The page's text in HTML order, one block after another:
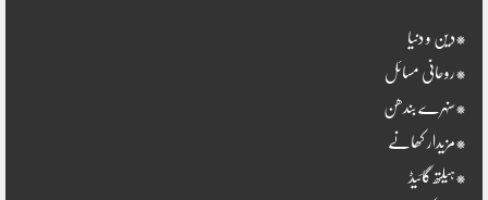
*دین و دنیا
*روحانی مسائل
*سنہرے بندھن
*مزیدار کھانے
*ہیلتھ گائیڈ